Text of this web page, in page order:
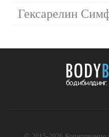
Гексарелин